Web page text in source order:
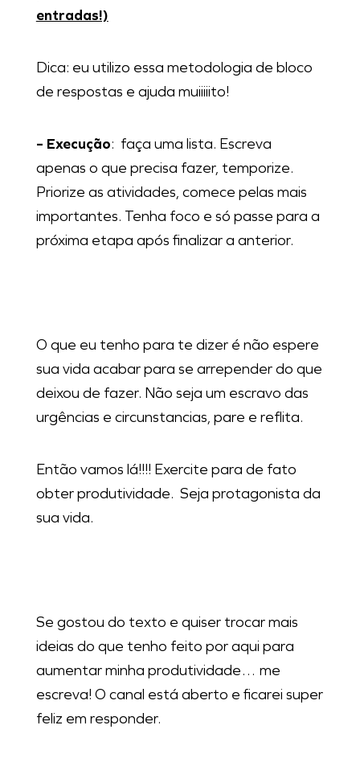
entradas!)
Dica: eu utilizo essa metodologia de bloco
de respostas e ajuda muiiiiito!
– Execução: faça uma lista. Escreva
apenas o que precisa fazer, temporize.
Priorize as atividades, comece pelas mais
importantes. Tenha foco e só passe para a
próxima etapa após finalizar a anterior.
O que eu tenho para te dizer é não espere
sua vida acabar para se arrepender do que
deixou de fazer. Não seja um escravo das
urgências e circunstancias, pare e reflita.
Então vamos lá!!!! Exercite para de fato
obter produtividade. Seja protagonista da
sua vida.
Se gostou do texto e quiser trocar mais
ideias do que tenho feito por aqui para
aumentar minha produtividade… me
escreva! O canal está aberto e ficarei super
feliz em responder.